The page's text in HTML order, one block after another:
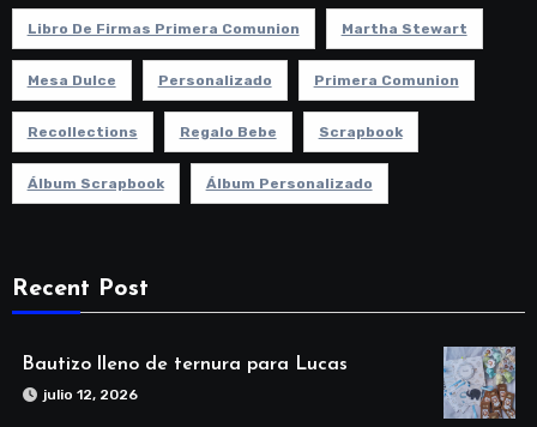
Libro De Firmas Primera Comunion Martha Stewart
Mesa Dulce Personalizado Primera Comunion
Recollections Regalo Bebe Scrapbook
Álbum Scrapbook Álbum Personalizado
Recent Post
Bautizo lleno de ternura para Lucas
julio 12, 2026